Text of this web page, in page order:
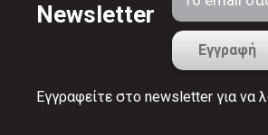
Newsletter
Εγγραφείτε στο newsletter για να